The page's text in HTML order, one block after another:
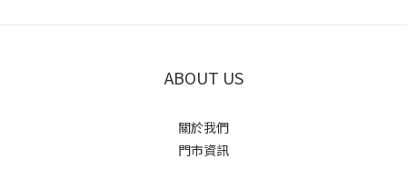
ABOUT US
關於我們
門市資訊